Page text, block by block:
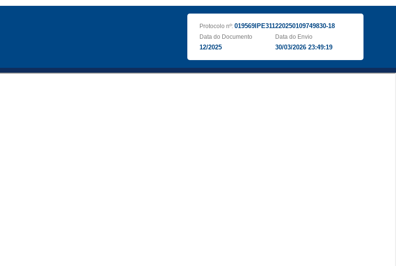
Protocolo nº: 019569IPE311220250109749830-18
Data do Documento
12/2025
Data do Envio
30/03/2026 23:49:19